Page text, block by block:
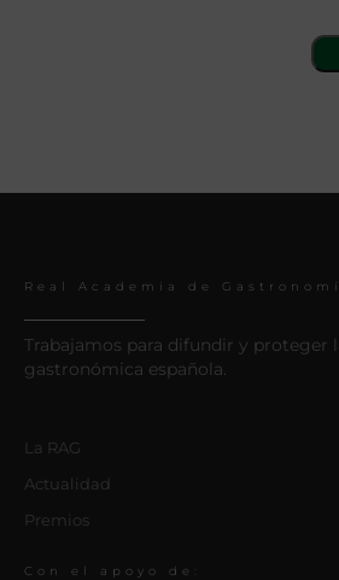
Real Academia de
Trabajamos para difundir y proteger
gastronómica española.
La RAG
Actualidad
Premios
Con el apoyo de: